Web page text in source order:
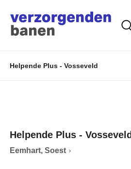
Helpende Plus - Vosseveld
Helpende Plus - Vosseveld
Eemhart, Soest